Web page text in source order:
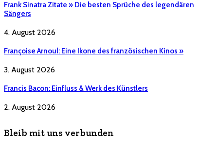
Frank Sinatra Zitate » Die besten Sprüche des legendären
Sängers
4. August 2026
Françoise Arnoul: Eine Ikone des französischen Kinos »
3. August 2026
Francis Bacon: Einfluss & Werk des Künstlers
2. August 2026
Bleib mit uns verbunden